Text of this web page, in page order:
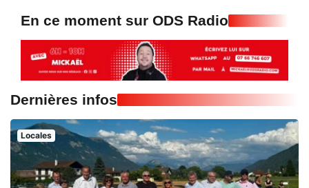
En ce moment sur ODS Radio
Dernières infos
Locales